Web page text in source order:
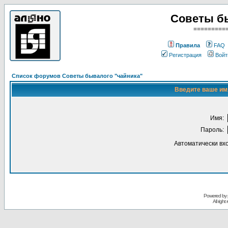
Советы
Правила
FAQ
Регистрация
Список форумов Советы бывалого "чайника"
Введите ваше
Имя:
Пароль:
Автоматически
Powered
All right